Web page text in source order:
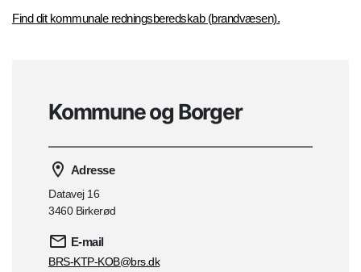
Find dit kommunale redningsberedskab (brandvæsen).
Kommune og Borger
Adresse
Datavej 16
3460 Birkerød
E-mail
BRS-KTP-KOB@brs.dk